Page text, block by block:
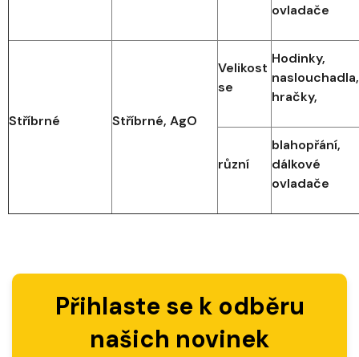
ovladače
Stříbrné Stříbrné, AgO
Velikost
se
Hodinky,
naslouchadla,
hračky,
různí
blahopřání,
dálkové
ovladače
Přihlaste se k odběru
našich novinek